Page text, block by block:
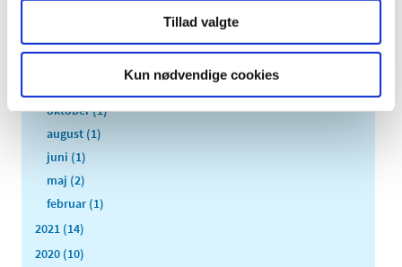
Tillad valgte
Kun nødvendige cookies
2022 (8)
oktober (1)
august (1)
juni (1)
maj (2)
februar (1)
2021 (14)
2020 (10)